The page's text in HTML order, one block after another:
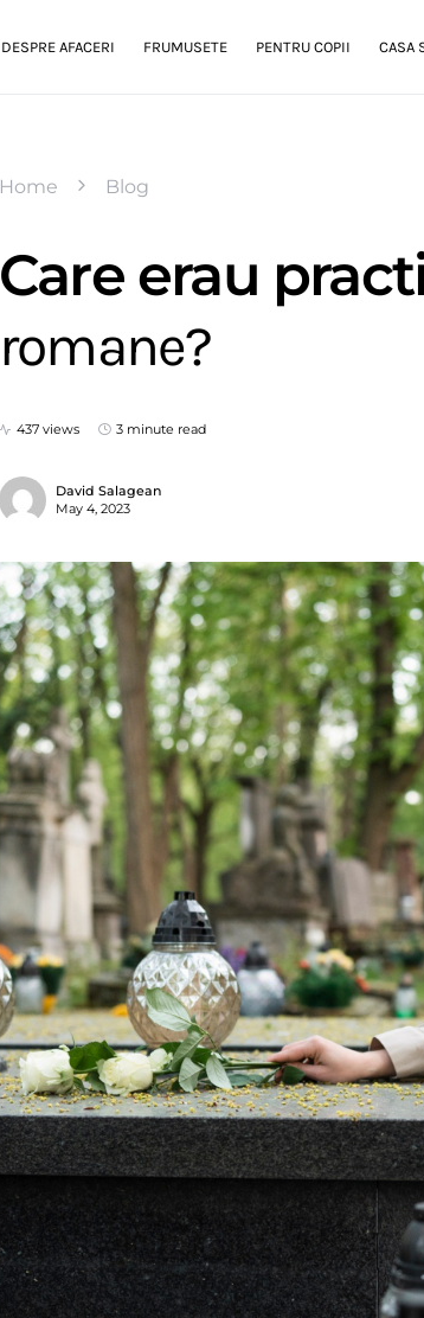
DESPRE AFACERI FRUMUSETE PENTRU COPII CASA
Home Blog
Care erau
romane?
437 views 3 minute read
David Salagean
May 4, 2023